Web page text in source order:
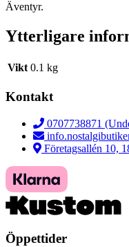
Äventyr.
Ytterligare
Vikt 0.1 kg
Kontakt
0707738871
Företagsallén 10,
Öppettider